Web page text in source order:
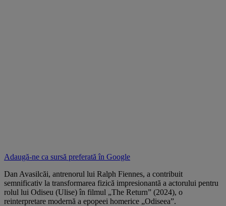
Adaugă-ne ca sursă preferată în Google
Dan Avasilcăi, antrenorul lui Ralph Fiennes, a contribuit
semnificativ la transformarea fizică impresionantă a actorului pentru
rolul lui Odiseu (Ulise) în filmul „The Return” (2024), o
reinterpretare modernă a epopeei homerice „Odiseea”.